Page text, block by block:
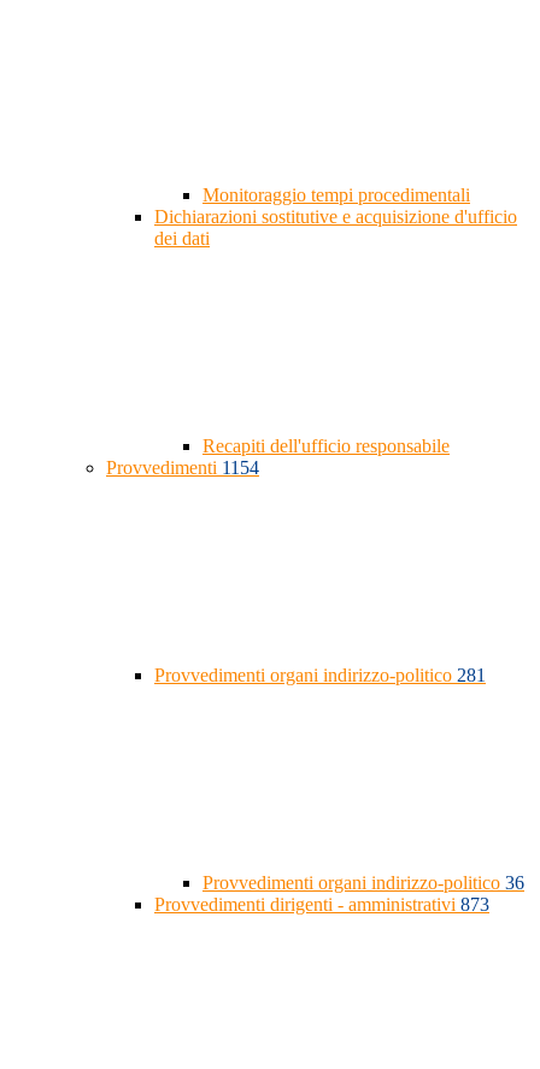
Monitoraggio tempi procedimentali
Dichiarazioni sostitutive e acquisizione d'ufficio
dei dati
Recapiti dell'ufficio responsabile
Provvedimenti 1154
Provvedimenti organi indirizzo-politico 281
Provvedimenti organi indirizzo-politico 36
Provvedimenti dirigenti - amministrativi 873